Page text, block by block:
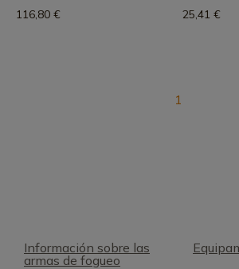
116,80 € 25,41 €
1
Información sobre las
armas de fogueo